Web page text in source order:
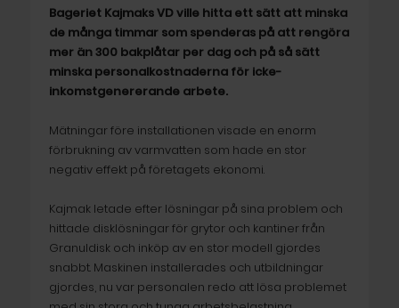
Bageriet Kajmaks VD ville hitta ett sätt att minska
de många timmar som spenderas på att rengöra
mer än 300 bakplåtar per dag och på så sätt
minska personalkostnaderna för icke-
inkomstgenererande arbete.
Mätningar före installationen visade en enorm
förbrukning av varmvatten som hade en stor
negativ effekt på företagets ekonomi.
Kajmak letade efter lösningar på sina problem och
hittade disklösningar för grytor och kantiner från
Granuldisk och inköp av en stor modell gjordes
snabbt. Maskinen installerades och utbildningar
gjordes, nu var personalen redo att lösa problemet